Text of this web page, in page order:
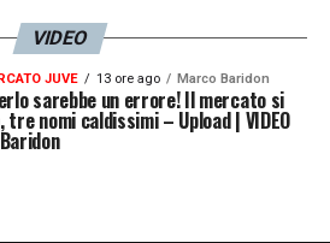
VIDEO
JUVE 13 ore ago Marco Baridon
sarebbe un errore! Il mercato si
tre nomi caldissimi – Upload | VIDEO